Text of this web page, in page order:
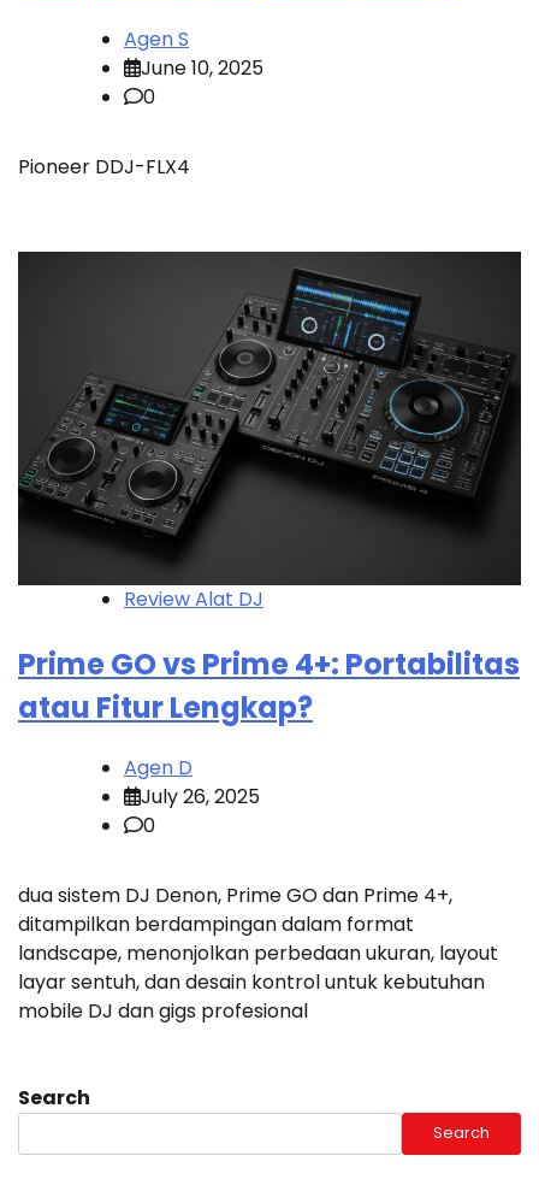
Agen S
June 10, 2025
0
Pioneer DDJ-FLX4
Review Alat DJ
Prime GO vs Prime 4+: Portabilitas
atau Fitur Lengkap?
Agen D
July 26, 2025
0
dua sistem DJ Denon, Prime GO dan Prime 4+,
ditampilkan berdampingan dalam format
landscape, menonjolkan perbedaan ukuran, layout
layar sentuh, dan desain kontrol untuk kebutuhan
mobile DJ dan gigs profesional
Search
Search